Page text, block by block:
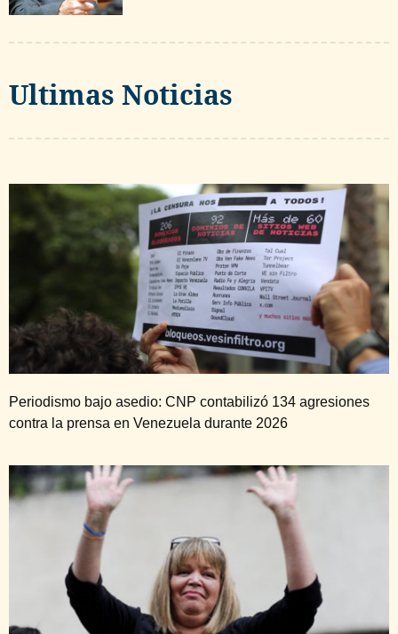
Ultimas Noticias
Periodismo bajo asedio: CNP contabilizó 134 agresiones
contra la prensa en Venezuela durante 2026